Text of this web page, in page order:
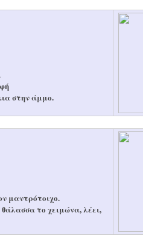
στην άμμο.
μαντρότοιχο.
θάλασσα το χειμώνα, λέει,